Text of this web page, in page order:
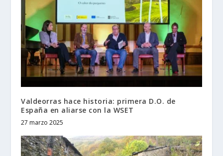
Valdeorras hace historia: primera D.O. de
España en aliarse con la WSET
27 marzo 2025